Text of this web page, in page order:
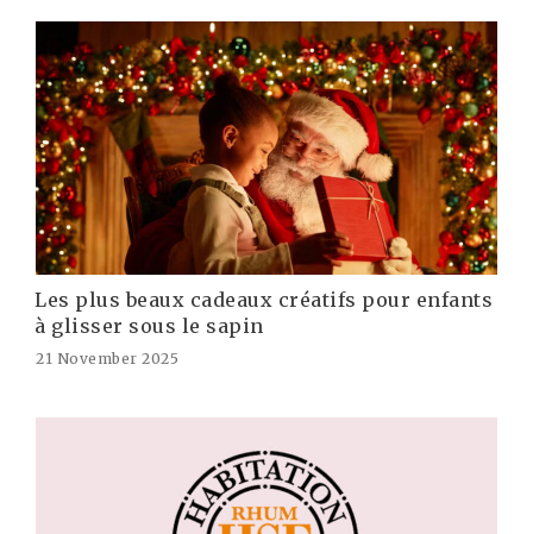
Les plus beaux cadeaux créatifs pour enfants
à glisser sous le sapin
21 November 2025